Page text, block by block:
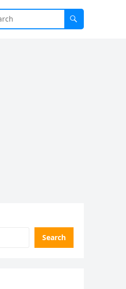
Search